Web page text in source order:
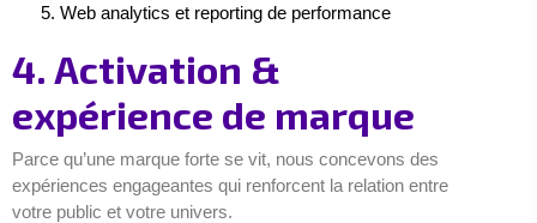
Web analytics et reporting de performance
4. Activation &
expérience de marque
Parce qu’une marque forte se vit, nous concevons des
expériences engageantes qui renforcent la relation entre
votre public et votre univers.